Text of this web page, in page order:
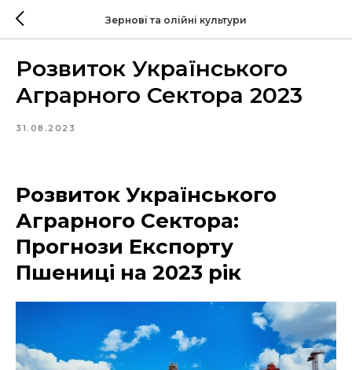
Зернові та олійні культури
Розвиток Українського
Аграрного Сектора 2023
31.08.2023
Розвиток Українського
Аграрного Сектора:
Прогнози Експорту
Пшениці на 2023 рік